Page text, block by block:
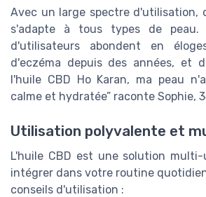
Avec un large spectre d'utilisation,
s'adapte à tous types de peau.
d'utilisateurs abondent en
d'eczéma depuis des années, et
l'huile CBD Ho Karan, ma peau
calme et hydratée” raconte Sophie,
Utilisation polyvalente et
L'huile CBD est une solution multi-
intégrer dans votre routine
conseils d'utilisation :